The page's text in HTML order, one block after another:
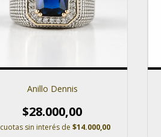
Anillo Dennis
$28.000,00
cuotas sin interés de $14.000,00